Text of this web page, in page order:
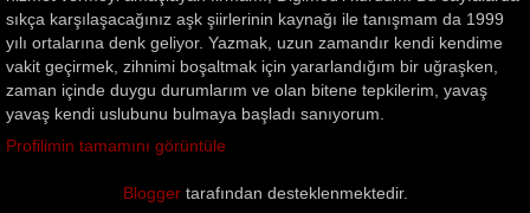
sıkça karşılaşacağınız aşk şiirlerinin kaynağı ile tanışmam da 1999
yılı ortalarına denk geliyor. Yazmak, uzun zamandır kendi kendime
vakit geçirmek, zihnimi boşaltmak için yararlandığım bir uğraşken,
zaman içinde duygu durumlarım ve olan bitene tepkilerim, yavaş
yavaş kendi uslubunu bulmaya başladı sanıyorum.
Profilimin tamamını görüntüle
Bloggertarafından desteklenmektedir.